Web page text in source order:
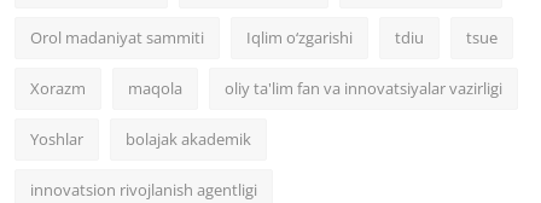
Orol madaniyat sammiti Iqlim o‘zgarishi tdiu tsue
Xorazm maqola oliy ta'lim fan va innovatsiyalar vazirligi
Yoshlar bolajak akademik
innovatsion rivojlanish agentligi